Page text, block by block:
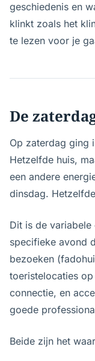
geschiedenis en
klinkt zoals het
te lezen voor je
De
Op zaterdag ging
Hetzelfde huis,
een andere
dinsdag.
Dit is de
specifieke avond
bezoeken
toeristelocaties
connectie, en
goede
Beide zijn het